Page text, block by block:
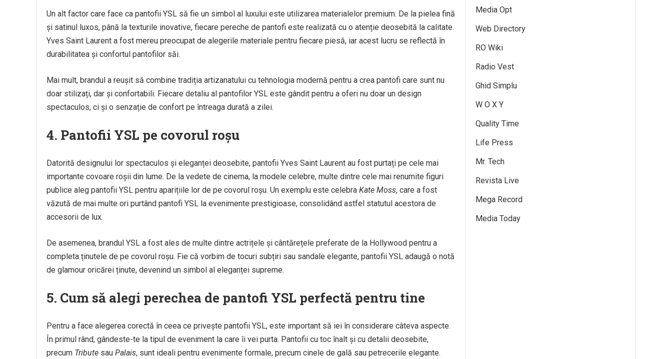
Un alt factor care face ca pantofii YSL să fie un simbol al luxului este utilizarea materialelor premium. De la pielea fină
și satinul luxos, până la texturile inovative, fiecare pereche de pantofi este realizată cu o atenție deosebită la calitate.
Yves Saint Laurent a fost mereu preocupat de alegerile materiale pentru fiecare piesă, iar acest lucru se reflectă în
durabilitatea și confortul pantofilor săi.
Mai mult, brandul a reușit să combine tradiția artizanatului cu tehnologia modernă pentru a crea pantofi care sunt nu
doar stilizați, dar și confortabili. Fiecare detaliu al pantofilor YSL este gândit pentru a oferi nu doar un design
spectaculos, ci și o senzație de confort pe întreaga durată a zilei.
4. Pantofii YSL pe covorul roșu
Datorită designului lor spectaculos și eleganței deosebite, pantofii Yves Saint Laurent au fost purtați pe cele mai
importante covoare roșii din lume. De la vedete de cinema, la modele celebre, multe dintre cele mai renumite figuri
publice aleg pantofii YSL pentru aparițiile lor de pe covorul roșu. Un exemplu este celebra Kate Moss, care a fost
văzută de mai multe ori purtând pantofi YSL la evenimente prestigioase, consolidând astfel statutul acestora de
accesorii de lux.
De asemenea, brandul YSL a fost ales de multe dintre actrițele și cântărețele preferate de la Hollywood pentru a
completa ținutele de pe covorul roșu. Fie că vorbim de tocuri subțiri sau sandale elegante, pantofii YSL adaugă o notă
de glamour oricărei ținute, devenind un simbol al eleganței supreme.
5. Cum să alegi perechea de pantofi YSL perfectă pentru tine
Pentru a face alegerea corectă în ceea ce privește pantofii YSL, este important să iei în considerare câteva aspecte.
În primul rând, gândeste-te la tipul de eveniment la care îi vei purta. Pantofii cu toc înalt și cu detalii deosebite,
precum Tribute sau Palais, sunt ideali pentru evenimente formale, precum cinele de gală sau petrecerile elegante.
Media Opt
Web Directory
RO Wiki
Radio Vest
Ghid Simplu
W O X Y
Quality Time
Life Press
Mr. Tech
Revista Live
Mega Record
Media Today